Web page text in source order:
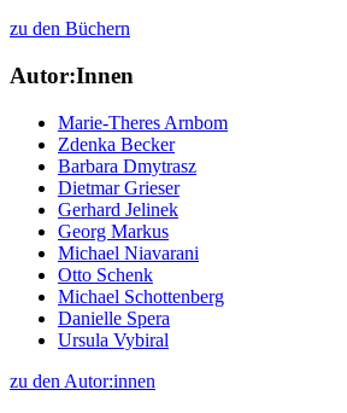
zu den Büchern
Autor:Innen
Marie-Theres Arnbom
Zdenka Becker
Barbara Dmytrasz
Dietmar Grieser
Gerhard Jelinek
Georg Markus
Michael Niavarani
Otto Schenk
Michael Schottenberg
Danielle Spera
Ursula Vybiral
zu den Autor:innen